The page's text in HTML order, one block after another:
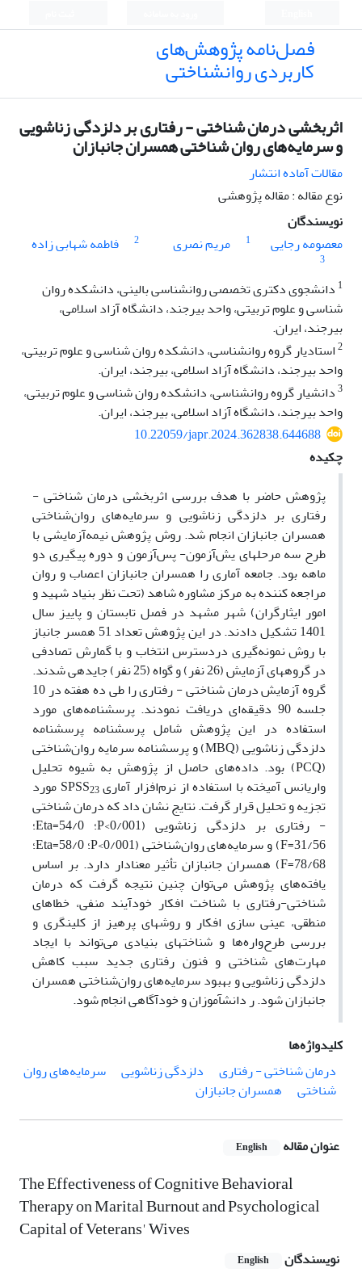
فصل‌نامه پژوهش‌های
کاربردی روانشناختی
اثربخشی درمان شناختی - رفتاری بر دلزدگی زناشویی
و سرمایه‌های روان شناختی همسران جانبازان
مقالات آماده انتشار
نوع مقاله : مقاله پژوهشی
نویسندگان
معصومه رجایی
1 مریم نصری 2 فاطمه شهابی زاده
3
1 دانشجوی دکتری تخصصی روانشناسی بالینی، دانشکده روان
شناسی و علوم تربیتی، واحد بیرجند، دانشگاه آزاد اسلامی،
بیرجند، ایران.
2استادیار گروه روانشناسی، دانشکده روان شناسی و علوم تربیتی،
واحد بیرجند، دانشگاه آزاد اسلامی، بیرجند، ایران.
3دانشیار گروه روانشناسی، دانشکده روان شناسی و علوم تربیتی،
واحد بیرجند، دانشگاه آزاد اسلامی، بیرجند، ایران.
10.22059/japr.2024.362838.644688
چکیده
پژوهش حاضر با هدف بررسی اثربخشی درمان شناختی -
رفتاری بر دلزدگی زناشویی و سرمایه‌های روان‌شناختی
همسران جانبازان انجام شد. روش پژوهش نیمه‌آزمایشی با
طرح سه مرحله­ای یش‌آزمون- پس‌آزمون و دوره پیگیری دو
ماهه بود. جامعه آماری را همسران جانبازان اعصاب و روان
مراجعه کننده به مرکز مشاوره شاهد (تحت نظر بنیاد شهید و
امور ایثارگران) شهر مشهد در فصل تابستان و پاییز سال
1401 تشکیل دادند. در این پژوهش تعداد 51 همسر جانباز
با روش نمونه‌گیری دردسترس انتخاب و با گمارش تصادفی
در گروه­های آزمایش (26 نفر) و گواه (25 نفر) جایدهی شدند.
گروه آزمایش درمان شناختی - رفتاری را طی ده هفته در 10
جلسه 90 دقیقه‌ای دریافت نمودند. پرسشنامه‌های مورد
استفاده در این پژوهش شامل پرسشنامه پرسشنامه
دلزدگی زناشویی (MBQ) و پرسشنامه سرمایه روان‌شناختی
(PCQ) بود. داده‌های حاصل از پژوهش به شیوه تحلیل
واریانس آمیخته با استفاده از نرم‌افزار آماری SPSS23
مورد
تجزیه و تحلیل قرار گرفت. نتایج نشان داد که درمان شناختی
- رفتاری بر دلزدگی زناشویی (0/001>P؛ 54/0=Eta؛
31/56=F) و سرمایه‌های روان‌شناختی (0/001>P؛ 58/0=Eta؛
78/68=F) همسران جانبازان تأثیر معنادار دارد. بر اساس
یافته‌های پژوهش می‌توان چنین نتیجه گرفت که درمان
شناختی-رفتاری با شناخت افکار خودآیند منفی، خطاهای
منطقی، عینی سازی افکار و روش­های پرهیز از کلی­نگری و
بررسی طرح‌واره‌ها و شناخت­های بنیادی می‌تواند با ایجاد
مهارت‌های شناختی و فنون رفتاری جدید سبب کاهش
دلزدگی زناشویی و بهبود سرمایه‌های روان‌شناختی همسران
جانبازان شود. ر دانش­آموزان و خود­آگاهی انجام شود.
کلیدواژه‌ها
درمان شناختی - رفتاری
دلزدگی زناشویی
سرمایه‌های روان
شناختی
همسران جانبازان
عنوان مقاله English
The Effectiveness of Cognitive Behavioral
Therapy on Marital Burnout and Psychological
Capital of Veterans' Wives
نویسندگان English